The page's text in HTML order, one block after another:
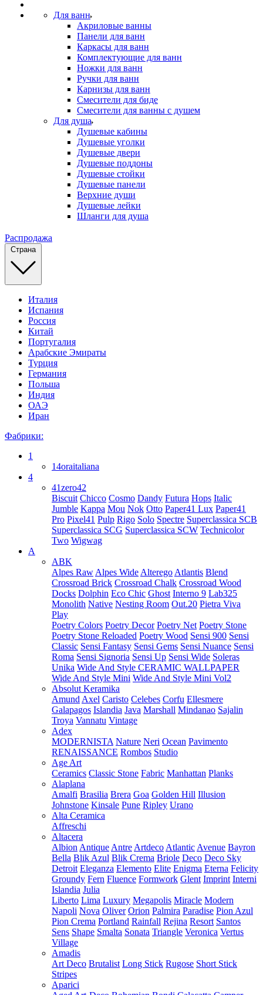
Для ванн
Акриловые ванны
Панели для ванн
Каркасы для ванн
Комплектующие для ванн
Ножки для ванн
Ручки для ванн
Карнизы для ванн
Смесители для биде
Смесители для ванны с душем
Для душа
Душевые кабины
Душевые уголки
Душевые двери
Душевые поддоны
Душевые стойки
Душевые панели
Верхние души
Душевые лейки
Шланги для душа
Распродажа
Страна
Италия
Испания
Россия
Китай
Португалия
Арабские Эмираты
Турция
Германия
Польша
Индия
ОАЭ
Иран
Фабрики:
1
14oraitaliana
4
41zero42
Biscuit Chicco Cosmo Dandy Futura Hops Italic
Jumble Kappa Mou Nok Otto Paper41 Lux Paper41
Pro Pixel41 Pulp Rigo Solo Spectre Superclassica SCB
Superclassica SCG Superclassica SCW Technicolor
Two Wigwag
A
ABK
Alpes Raw Alpes Wide Alterego Atlantis Blend
Crossroad Brick Crossroad Chalk Crossroad Wood
Docks Dolphin Eco Chic Ghost Interno 9 Lab325
Monolith Native Nesting Room Out.20 Pietra Viva
Play
Poetry Colors Poetry Decor Poetry Net Poetry Stone
Poetry Stone Reloaded Poetry Wood Sensi 900 Sensi
Classic Sensi Fantasy Sensi Gems Sensi Nuance Sensi
Roma Sensi Signoria Sensi Up Sensi Wide Soleras
Unika Wide And Style CERAMIC WALLPAPER
Wide And Style Mini Wide And Style Mini Vol2
Absolut Keramika
Amund Axel Caristo Celebes Corfu Ellesmere
Galapagos Islandia Java Marshall Mindanao Sajalin
Troya Vannatu Vintage
Adex
MODERNISTA Nature Neri Ocean Pavimento
RENAISSANCE Rombos Studio
Age Art
Ceramics Classic Stone Fabric Manhattan Planks
Alaplana
Amalfi Brasilia Brera Goa Golden Hill Illusion
Johnstone Kinsale Pune Ripley Urano
Alta Ceramica
Affreschi
Altacera
Albion Antique Antre Artdeco Atlantic Avenue Bayron
Bella Blik Azul Blik Crema Briole Deco Deco Sky
Detroit Eleganza Elemento Elite Enigma Eterna Felicity
Groundy Fern Fluence Formwork Glent Imprint Interni
Islandia Julia
Liberto Lima Luxury Megapolis Miracle Modern
Napoli Nova Oliver Orion Palmira Paradise Pion Azul
Pion Crema Portland Rainfall Rejina Resort Santos
Sens Shape Smalta Sonata Triangle Veronica Vertus
Village
Amadis
Art Deco Brutalist Long Stick Rugose Short Stick
Stripes
Aparici